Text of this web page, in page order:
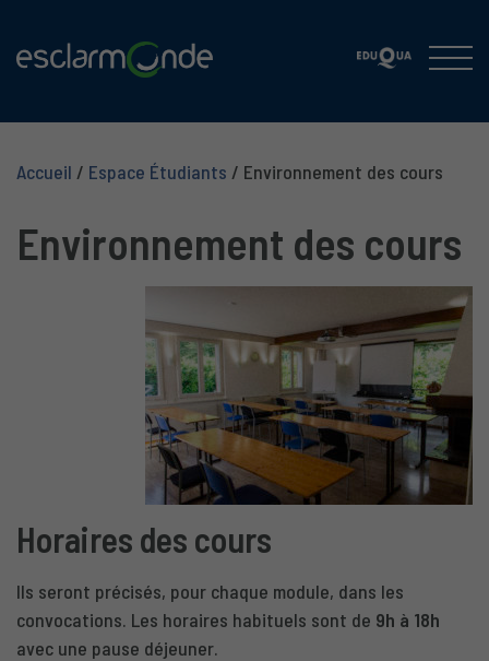
Accueil / Espace Étudiants / Environnement des cours
Environnement des cours
Horaires des cours
Ils seront précisés, pour chaque module, dans les
convocations. Les horaires habituels sont de 9h à 18h
avec une pause déjeuner.